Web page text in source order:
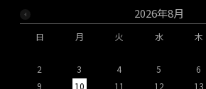
2026年8月
日 月 火 水 木
2
3 4 5 6
9
10 11 12 13